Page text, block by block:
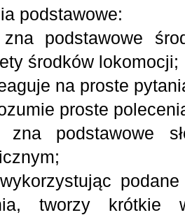
podstawowe:
podstawowe
środków lokomocji;
na proste
proste
podstawowe
podane
tworzy krótkie